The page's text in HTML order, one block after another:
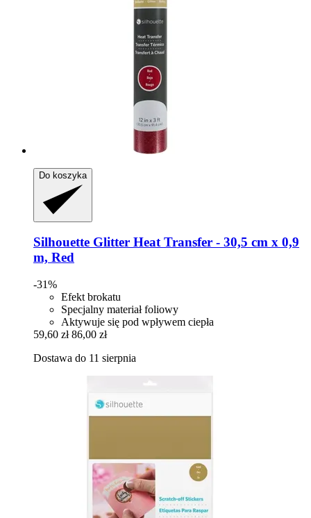
Do koszyka
Silhouette Glitter Heat Transfer -​ 30,5 cm x 0,9
m, Red
-31%
Efekt brokatu
Specjalny materiał foliowy
Aktywuje się pod wpływem ciepła
59,60 zł 86,00 zł
Dostawa do 11 sierpnia